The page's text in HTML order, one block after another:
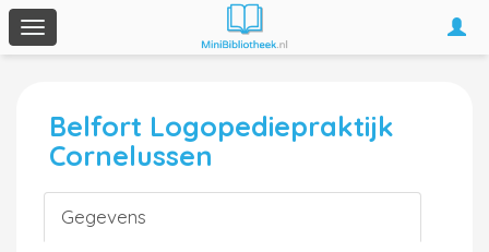
Toggle
navigation
Belfort Logopediepraktijk
Cornelussen
Gegevens